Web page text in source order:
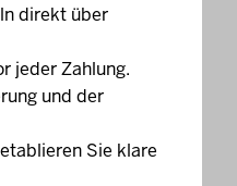
direkt über
jeder Zahlung.
und der
Sie klare